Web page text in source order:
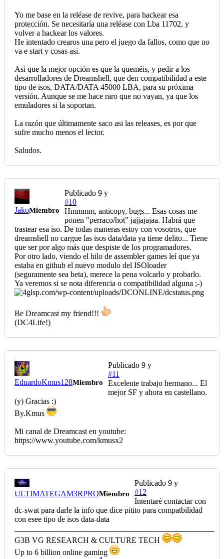
Yo me base en la reléase de revive, para hackear esa
protección. Se necesitaría una reléase con Lba 11702, y
volver a hackear los valores.
He intentado crearos una pero el juego da fallos, como que no
va e start y cosas asi.
Asi que la mejor opción es que la queméis, y pedir a los
desarrolladores de Dreamshell, que den compatibilidad a este
tipo de isos, DATA/DATA 45000 LBA, para su próxima
versión. Aunque se me hace raro que no vayan, ya que los
emuladores si la soportan.
La razón que últimamente saco asi las releases, es por que
sufre mucho menos el lector.
Saludos.
JakoMiembro
Publicado 9 y
#10
Hmmmm, anticopy, bugs... Esas cosas me
ponen "perraco/hot" jajjajajaa. Habrá que
trastear esa iso. De todas maneras estoy con vosotros, que
dreamshell no cargue las isos data/data ya tiene delito... Tiene
que ser por algo más que despiste de los programadores.
Por otro lado, viendo el hilo de assembler games leí que ya
estaba en github el nuevo modulo del ISOloader
(seguramente sea beta), merece la pena volcarlo y probarlo.
Ya veremos si se nota diferencia o compatibilidad alguna ;-)
Be Dreamcast my friend!!!
(DC4Life!)
EduardoKmus128Miembro
Publicado 9 y
#11
Excelente trabajo hermano... El
mejor SF y ahora en castellano.
(y) Gracias :)
By.Kmus
Mi canal de Dreamcast en youtube:
https://www.youtube.com/kmusx2
ULTIMATEGAM3RPROMiembro
Publicado 9 y
#12
Intentaré contactar con
dc-swat para darle la info que dice pitito para compatbilidad
con esee tipo de isos data-data
G3B VG RESEARCH & CULTURE TECH
Up to 6 billion online gaming